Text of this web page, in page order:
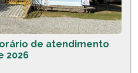
de atendimento
2026